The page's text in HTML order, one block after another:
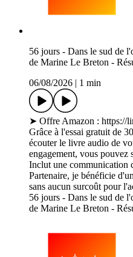
56 jours - Dans le sud de
de Marine Le Breton -
06/08/2026
1 min
➤ Offre Amazon : https://
Grâce à l'essai gratuit de
écouter le livre audio de
engagement, vous pouvez
Inclut une communication
Partenaire, je bénéficie
sans aucun surcoût pour
56 jours - Dans le sud de
de Marine Le Breton -